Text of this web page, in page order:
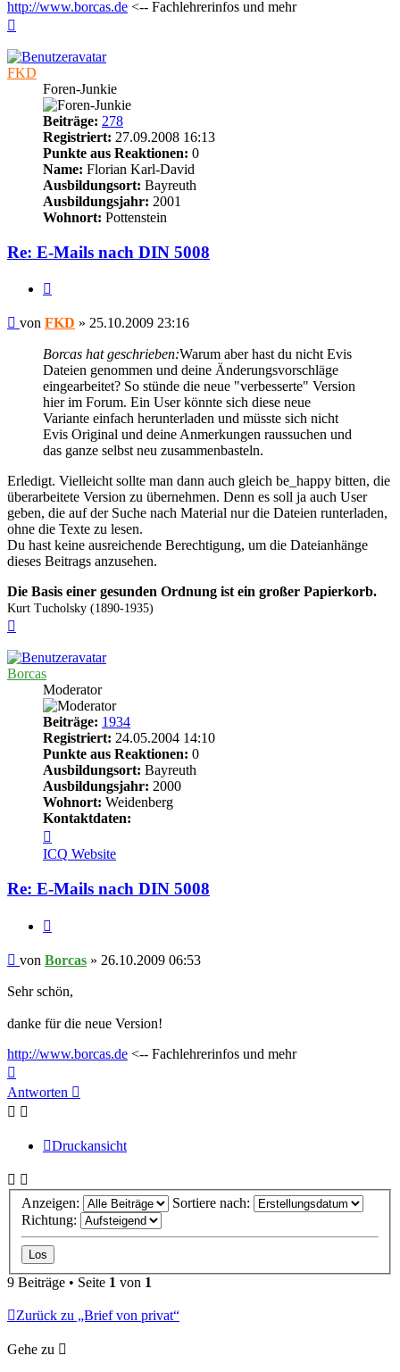
http://www.borcas.de <-- Fachlehrerinfos und mehr
FKD
Foren-Junkie
Beiträge: 278
Registriert: 27.09.2008 16:13
Punkte aus Reaktionen: 0
Name: Florian Karl-David
Ausbildungsort: Bayreuth
Ausbildungsjahr: 2001
Wohnort: Pottenstein
Re: E-Mails nach DIN 5008
Beitrag
von FKD » 25.10.2009 23:16
Borcas hat geschrieben:Warum aber hast du nicht Evis
Dateien genommen und deine Änderungsvorschläge
eingearbeitet? So stünde die neue "verbesserte" Version
hier im Forum. Ein User könnte sich diese neue
Variante einfach herunterladen und müsste sich nicht
Evis Original und deine Anmerkungen raussuchen und
das ganze selbst neu zusammenbasteln.
Erledigt. Vielleicht sollte man dann auch gleich be_happy bitten, die
überarbeitete Version zu übernehmen. Denn es soll ja auch User
geben, die auf der Suche nach Material nur die Dateien runterladen,
ohne die Texte zu lesen.
Du hast keine ausreichende Berechtigung, um die Dateianhänge
dieses Beitrags anzusehen.
Die Basis einer gesunden Ordnung ist ein großer Papierkorb.
Kurt Tucholsky (1890-1935)
Borcas
Moderator
Beiträge: 1934
Registriert: 24.05.2004 14:10
Punkte aus Reaktionen: 0
Ausbildungsort: Bayreuth
Ausbildungsjahr: 2000
Wohnort: Weidenberg
Kontaktdaten:
von
Borcas
ICQ Website
Re: E-Mails nach DIN 5008
Beitrag
von Borcas » 26.10.2009 06:53
Sehr schön,
danke für die neue Version!
http://www.borcas.de <-- Fachlehrerinfos und mehr
oben
Antworten
Druckansicht
Anzeigen:
Sortiere nach:
Richtung:
9 Beiträge • Seite 1 von 1
Zurück zu „Brief von privat“
Gehe zu